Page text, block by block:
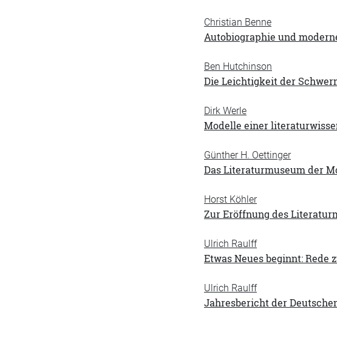
Christian Benne
Autobiographie und
Ben Hutchinson
Die Leichtigkeit der
Dirk Werle
Modelle einer
Günther H. Oettinger
Das Literaturmuseum der
Horst Köhler
Zur Eröffnung des
Ulrich Raulff
Etwas Neues beginnt:
Ulrich Raulff
Jahresbericht der